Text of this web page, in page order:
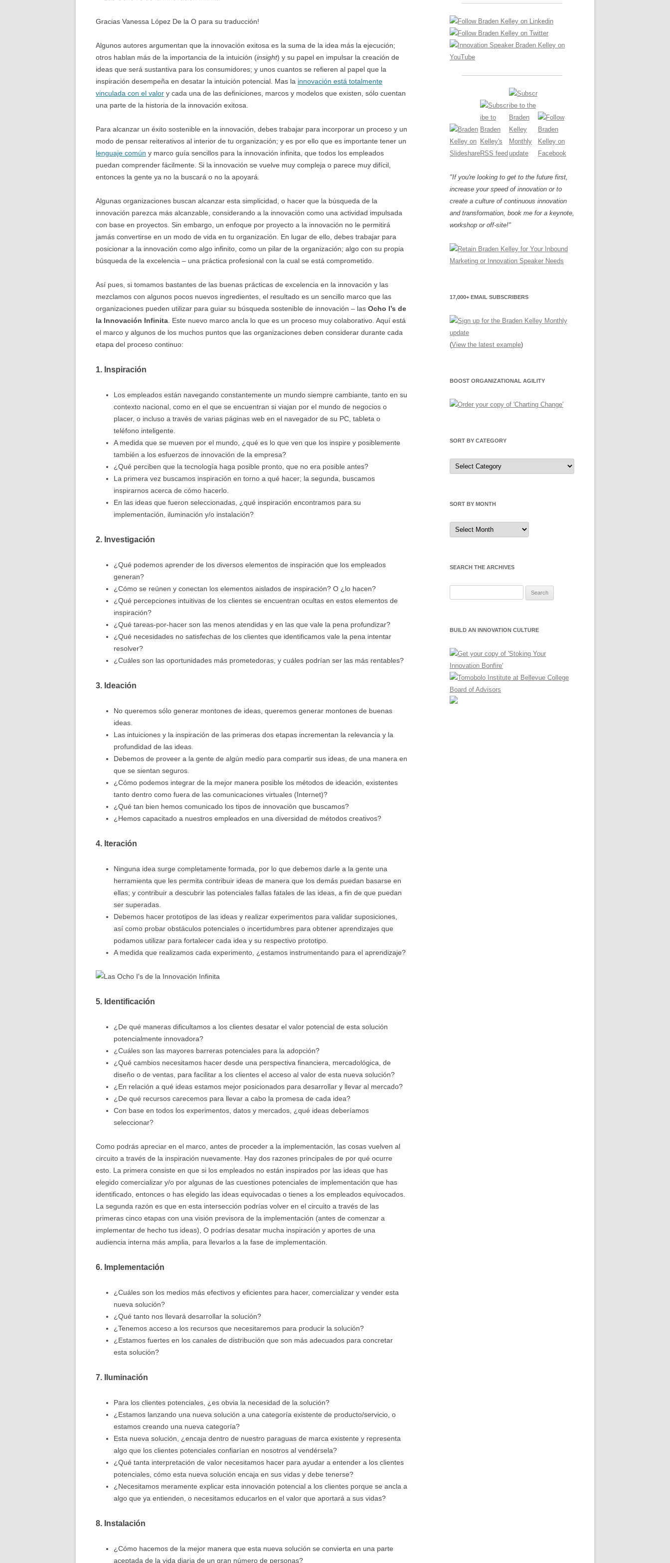
CHANGE DIAGNOSTIC
REVIEWS AND INTERVIEWS
WHERE TO BUY
FLIPBOOKS
INNOVACIÓN
OS NOVE PAPÉIS NA INOVAÇÃO
INNOVATION GLOSSARY
DIGITAL TRANSFORMATION
Gracias Vanessa López De la O para su traducción!
Algunos autores argumentan que la innovación exitosa es la suma de la idea más la ejecución;
otros hablan más de la importancia de la intuición (insight) y su papel en impulsar la creación de
ideas que será sustantiva para los consumidores; y unos cuantos se refieren al papel que la
inspiración desempeña en desatar la intuición potencial. Mas la innovación está totalmente
vinculada con el valor y cada una de las definiciones, marcos y modelos que existen, sólo cuentan
una parte de la historia de la innovación exitosa.
Para alcanzar un éxito sostenible en la innovación, debes trabajar para incorporar un proceso y un
modo de pensar reiterativos al interior de tu organización; y es por ello que es importante tener un
lenguaje común y marco guía sencillos para la innovación infinita, que todos los empleados
puedan comprender fácilmente. Si la innovación se vuelve muy compleja o parece muy difícil,
entonces la gente ya no la buscará o no la apoyará.
Algunas organizaciones buscan alcanzar esta simplicidad, o hacer que la búsqueda de la
innovación parezca más alcanzable, considerando a la innovación como una actividad impulsada
con base en proyectos. Sin embargo, un enfoque por proyecto a la innovación no le permitirá
jamás convertirse en un modo de vida en tu organización. En lugar de ello, debes trabajar para
posicionar a la innovación como algo infinito, como un pilar de la organización; algo con su propia
búsqueda de la excelencia – una práctica profesional con la cual se está comprometido.
Así pues, si tomamos bastantes de las buenas prácticas de excelencia en la innovación y las
mezclamos con algunos pocos nuevos ingredientes, el resultado es un sencillo marco que las
organizaciones pueden utilizar para guiar su búsqueda sostenible de innovación – las Ocho I’s de
la Innovación Infinita . Este nuevo marco ancla lo que es un proceso muy colaborativo. Aquí está
el marco y algunos de los muchos puntos que las organizaciones deben considerar durante cada
etapa del proceso continuo:
1. Inspiración
Los empleados están navegando constantemente un mundo siempre cambiante, tanto en su
contexto nacional, como en el que se encuentran si viajan por el mundo de negocios o
placer, o incluso a través de varias páginas web en el navegador de su PC, tableta o
teléfono inteligente.
A medida que se mueven por el mundo, ¿qué es lo que ven que los inspire y posiblemente
también a los esfuerzos de innovación de la empresa?
¿Qué perciben que la tecnología haga posible pronto, que no era posible antes?
La primera vez buscamos inspiración en torno a qué hacer; la segunda, buscamos
inspirarnos acerca de cómo hacerlo.
En las ideas que fueron seleccionadas, ¿qué inspiración encontramos para su
implementación, iluminación y/o instalación?
2. Investigación
¿Qué podemos aprender de los diversos elementos de inspiración que los empleados
generan?
¿Cómo se reúnen y conectan los elementos aislados de inspiración? O ¿lo hacen?
¿Qué percepciones intuitivas de los clientes se encuentran ocultas en estos elementos de
inspiración?
¿Qué tareas-por-hacer son las menos atendidas y en las que vale la pena profundizar?
¿Qué necesidades no satisfechas de los clientes que identificamos vale la pena intentar
resolver?
¿Cuáles son las oportunidades más prometedoras, y cuáles podrían ser las más rentables?
3. Ideación
No queremos sólo generar montones de ideas, queremos generar montones de buenas
ideas.
Las intuiciones y la inspiración de las primeras dos etapas incrementan la relevancia y la
profundidad de las ideas.
Debemos de proveer a la gente de algún medio para compartir sus ideas, de una manera en
que se sientan seguros.
¿Cómo podemos integrar de la mejor manera posible los métodos de ideación, existentes
tanto dentro como fuera de las comunicaciones virtuales (Internet)?
¿Qué tan bien hemos comunicado los tipos de innovación que buscamos?
¿Hemos capacitado a nuestros empleados en una diversidad de métodos creativos?
4. Iteración
Ninguna idea surge completamente formada, por lo que debemos darle a la gente una
herramienta que les permita contribuir ideas de manera que los demás puedan basarse en
ellas; y contribuir a descubrir las potenciales fallas fatales de las ideas, a fin de que puedan
ser superadas.
Debemos hacer prototipos de las ideas y realizar experimentos para validar suposiciones,
así como probar obstáculos potenciales o incertidumbres para obtener aprendizajes que
podamos utilizar para fortalecer cada idea y su respectivo prototipo.
A medida que realizamos cada experimento, ¿estamos instrumentando para el aprendizaje?
5. Identificación
¿De qué maneras dificultamos a los clientes desatar el valor potencial de esta solución
potencialmente innovadora?
¿Cuáles son las mayores barreras potenciales para la adopción?
¿Qué cambios necesitamos hacer desde una perspectiva financiera, mercadológica, de
diseño o de ventas, para facilitar a los clientes el acceso al valor de esta nueva solución?
¿En relación a qué ideas estamos mejor posicionados para desarrollar y llevar al mercado?
¿De qué recursos carecemos para llevar a cabo la promesa de cada idea?
Con base en todos los experimentos, datos y mercados, ¿qué ideas deberíamos
seleccionar?
Como podrás apreciar en el marco, antes de proceder a la implementación, las cosas vuelven al
circuito a través de la inspiración nuevamente. Hay dos razones principales de por qué ocurre
esto. La primera consiste en que si los empleados no están inspirados por las ideas que has
elegido comercializar y/o por algunas de las cuestiones potenciales de implementación que has
identificado, entonces o has elegido las ideas equivocadas o tienes a los empleados equivocados.
La segunda razón es que en esta intersección podrías volver en el circuito a través de las
primeras cinco etapas con una visión previsora de la implementación (antes de comenzar a
implementar de hecho tus ideas), O podrías desatar mucha inspiración y aportes de una
audiencia interna más amplia, para llevarlos a la fase de implementación.
6. Implementación
¿Cuáles son los medios más efectivos y eficientes para hacer, comercializar y vender esta
nueva solución?
¿Qué tanto nos llevará desarrollar la solución?
¿Tenemos acceso a los recursos que necesitaremos para producir la solución?
¿Estamos fuertes en los canales de distribución que son más adecuados para concretar
esta solución?
7. Iluminación
Para los clientes potenciales, ¿es obvia la necesidad de la solución?
¿Estamos lanzando una nueva solución a una categoría existente de producto/servicio, o
estamos creando una nueva categoría?
Esta nueva solución, ¿encaja dentro de nuestro paraguas de marca existente y representa
algo que los clientes potenciales confiarían en nosotros al vendérsela?
¿Qué tanta interpretación de valor necesitamos hacer para ayudar a entender a los clientes
potenciales, cómo esta nueva solución encaja en sus vidas y debe tenerse?
¿Necesitamos meramente explicar esta innovación potencial a los clientes porque se ancla a
algo que ya entienden, o necesitamos educarlos en el valor que aportará a sus vidas?
8. Instalación
¿Cómo hacemos de la mejor manera que esta nueva solución se convierta en una parte
aceptada de la vida diaria de un gran número de personas?
"If you're looking to get to the future first,
increase your speed of innovation or to
create a culture of continuous innovation
and transformation, book me for a keynote,
workshop or off-site!"
17,000+ EMAIL SUBSCRIBERS
(View the latest example)
BOOST ORGANIZATIONAL AGILITY
SORT BY CATEGORY
Sort
by
Category
SORT BY MONTH
Sort
by
Month
SEARCH THE ARCHIVES
BUILD AN INNOVATION CULTURE